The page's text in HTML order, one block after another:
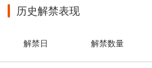
历史解禁表现
解禁日 解禁数量